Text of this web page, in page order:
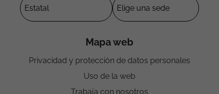
Mapa web
Privacidad y protección de datos personales
Uso de la web
Trabaja con nosotros